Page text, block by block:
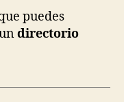
puedes
directorio